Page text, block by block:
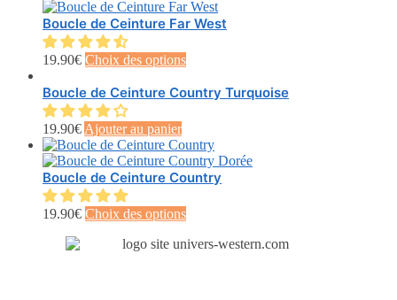
Boucle de Ceinture Far West
19.90€ Choix des optionsCe
a
Les
options
peuvent
être
sur
page
Boucle de Ceinture Country Turquoise
19.90€ Ajouter au panier
Boucle de Ceinture Country
19.90€ Choix des optionsCe
a